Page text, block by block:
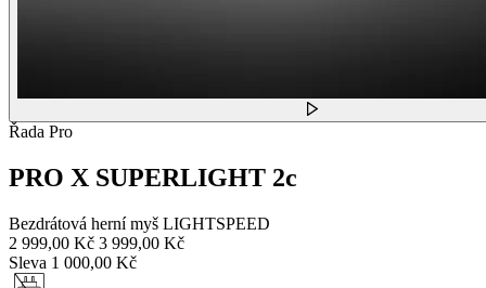
Řada Pro
PRO X SUPERLIGHT 2c
Bezdrátová herní myš LIGHTSPEED
2 999,00 Kč 3 999,00 Kč
Sleva 1 000,00 Kč